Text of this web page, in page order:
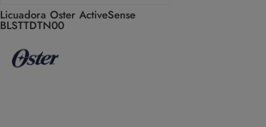
Licuadora Oster ActiveSense
BLSTTDTN00